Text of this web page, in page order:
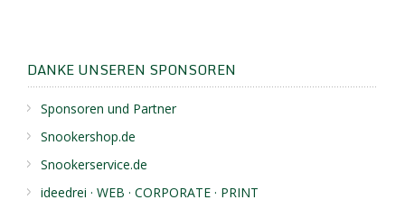
DANKE UNSEREN SPONSOREN
Sponsoren und Partner
Snookershop.de
Snookerservice.de
ideedrei · WEB · CORPORATE · PRINT